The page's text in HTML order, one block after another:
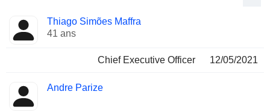
Dirigeant
Fonctions
occupées
Thiago Simões Maffra
41 ans
Chief Executive Officer 12/05/2021
Andre Parize